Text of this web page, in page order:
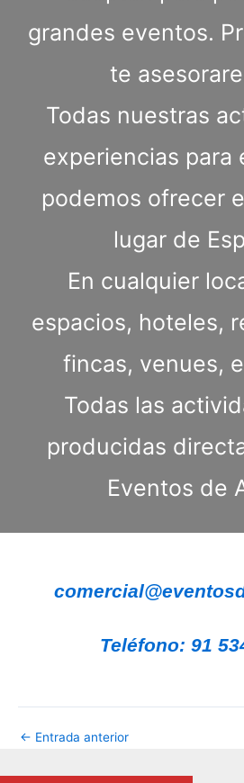
grandes eventos.
te
Todas nuestras
experiencias para
podemos ofrecer
lugar de
En cualquier
espacios, hoteles,
fincas, venues,
Todas las
producidas
Eventos de
Teléfono: 91
← Entrada anterior